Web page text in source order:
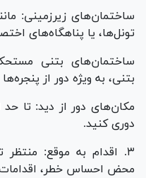
ساختمان‌های زیرزمینی:
تونل‌ها، یا پناهگاه‌های
ساختمان‌های بتنی
بتنی، به ویژه دور از
مکان‌های دور از دید: تا حد
دوری کنید.
۳. اقدام به موقع: منتظر
محض احساس خطر، اقدامات